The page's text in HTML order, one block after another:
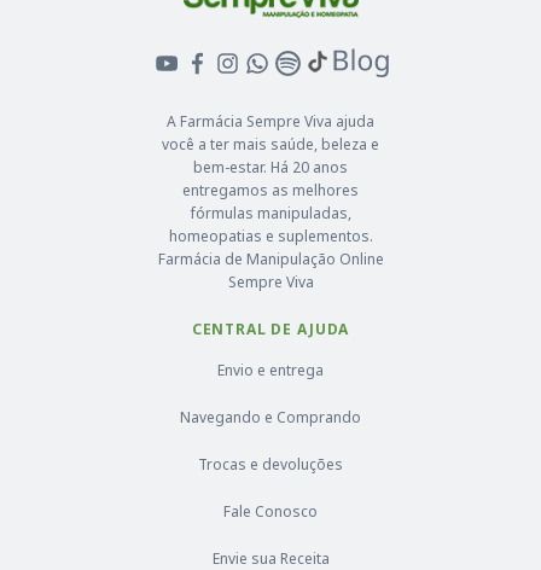
A Farmácia Sempre Viva ajuda
você a ter mais saúde, beleza e
bem-estar. Há 20 anos
entregamos as melhores
fórmulas manipuladas,
homeopatias e suplementos.
Farmácia de Manipulação Online
Sempre Viva
CENTRAL DE AJUDA
Envio e entrega
Navegando e Comprando
Trocas e devoluções
Fale Conosco
Envie sua Receita